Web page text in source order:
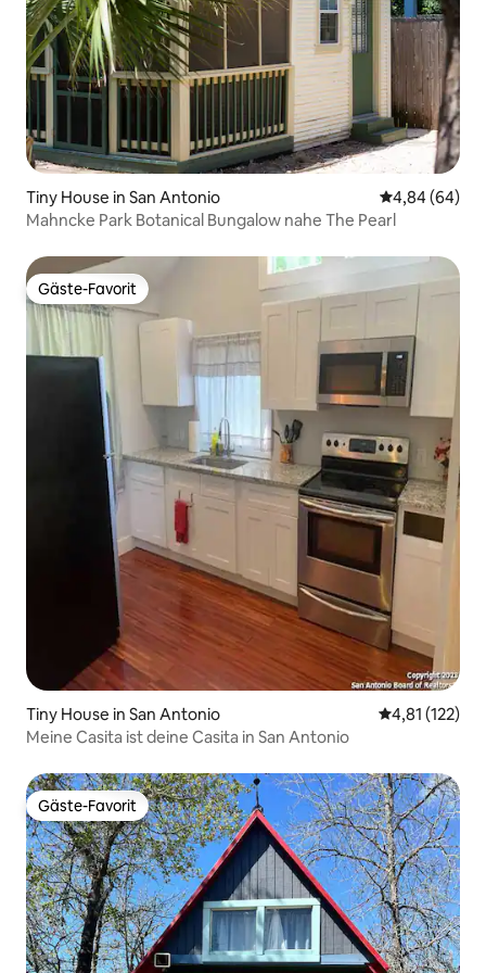
Tiny House in San Antonio
4,84 (64)
Mahncke Park Botanical Bungalow nahe The Pearl
Gäste-Favorit
Gäste-Favorit
Tiny House in San Antonio
4,81 (122)
Meine Casita ist deine Casita in San Antonio
Gäste-Favorit
Gäste-Favorit